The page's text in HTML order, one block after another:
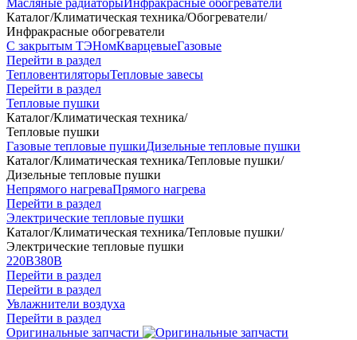
Масляные радиаторыИнфракрасные обогреватели
Каталог/Климатическая техника/Обогреватели/
Инфракрасные обогреватели
С закрытым ТЭНомКварцевыеГазовые
Перейти в раздел
ТепловентиляторыТепловые завесы
Перейти в раздел
Тепловые пушки
Каталог/Климатическая техника/
Тепловые пушки
Газовые тепловые пушкиДизельные тепловые пушки
Каталог/Климатическая техника/Тепловые пушки/
Дизельные тепловые пушки
Непрямого нагреваПрямого нагрева
Перейти в раздел
Электрические тепловые пушки
Каталог/Климатическая техника/Тепловые пушки/
Электрические тепловые пушки
220В380В
Перейти в раздел
Перейти в раздел
Увлажнители воздуха
Перейти в раздел
Оригинальные запчасти